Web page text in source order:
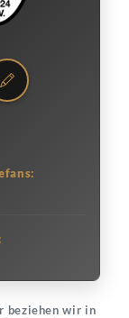
beziehen wir in